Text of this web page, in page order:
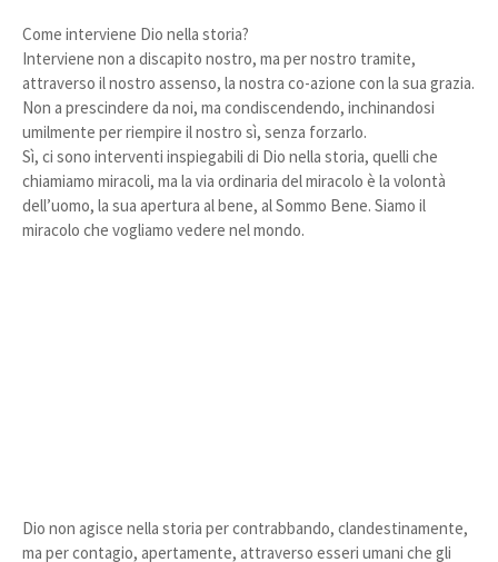
Come interviene Dio nella storia?
Interviene non a discapito nostro, ma per nostro tramite,
attraverso il nostro assenso, la nostra co-azione con la sua grazia.
Non a prescindere da noi, ma condiscendendo, inchinandosi
umilmente per riempire il nostro sì, senza forzarlo.
Sì, ci sono interventi inspiegabili di Dio nella storia, quelli che
chiamiamo miracoli, ma la via ordinaria del miracolo è la volontà
dell’uomo, la sua apertura al bene, al Sommo Bene. Siamo il
miracolo che vogliamo vedere nel mondo.
Dio non agisce nella storia per contrabbando, clandestinamente,
ma per contagio, apertamente, attraverso esseri umani che gli